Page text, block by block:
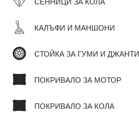
СЕННИЦИ ЗА КОЛА
КАЛЪФИ И МАНШОНИ
СТОЙКА ЗА ГУМИ И ДЖАНТИ
ПОКРИВАЛО ЗА МОТОР
ПОКРИВАЛО ЗА КОЛА